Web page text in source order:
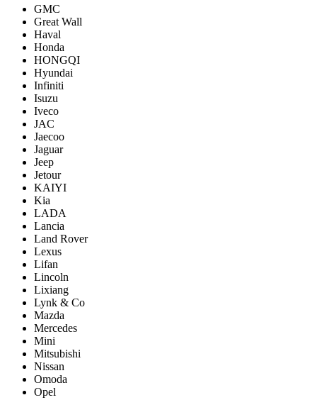
GMC
Great Wall
Haval
Honda
HONGQI
Hyundai
Infiniti
Isuzu
Iveco
JAC
Jaecoo
Jaguar
Jeep
Jetour
KAIYI
Kia
LADA
Lancia
Land Rover
Lexus
Lifan
Lincoln
Lixiang
Lynk & Co
Mazda
Mercedes
Mini
Mitsubishi
Nissan
Omoda
Opel